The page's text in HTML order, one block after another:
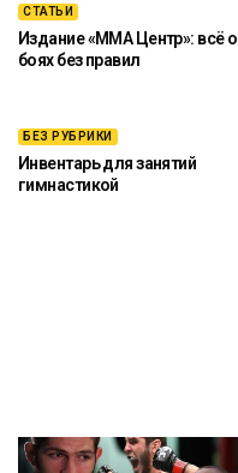
СТАТЬИ
Издание «ММА Центр»: всё о
боях без правил
БЕЗ РУБРИКИ
Инвентарь для занятий
гимнастикой